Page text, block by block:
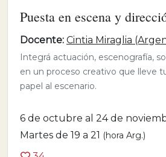
Puesta en escena y
Docente: Cintia Miraglia
Integrá actuación, escenografía,
en un proceso creativo que lleve
papel al escenario.
6 de octubre al 24 de
Martes de 19 a 21 (hora Arg.)